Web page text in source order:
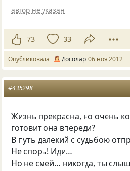
автор не указан
73 33
Опубликовала Досолар 06 ноя 2012
#435298
Жизнь прекрасна, но очень
готовит она впереди?
В путь далекий с судьбою
Не спорь! Иди…
Но не смей… никогда, ты